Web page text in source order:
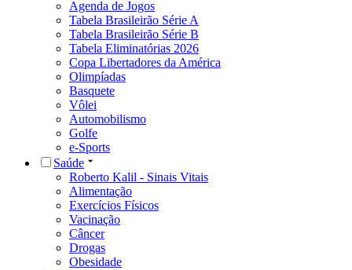
Agenda de Jogos
Tabela Brasileirão Série A
Tabela Brasileirão Série B
Tabela Eliminatórias 2026
Copa Libertadores da América
Olimpíadas
Basquete
Vôlei
Automobilismo
Golfe
e-Sports
Saúde
Roberto Kalil - Sinais Vitais
Alimentação
Exercícios Físicos
Vacinação
Câncer
Drogas
Obesidade